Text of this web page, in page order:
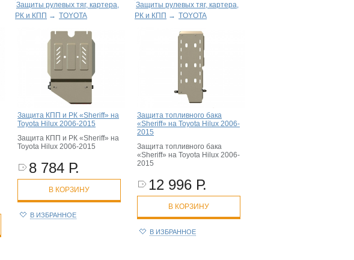
Защиты рулевых тяг, картера,
РК и КПП → TOYOTA
Защита КПП и РК «Sheriff» на
Toyota Hilux 2006-2015
Защита КПП и РК «Sheriff» на
Toyota Hilux 2006-2015
8 784 Р.
В КОРЗИНУ
В ИЗБРАННОЕ
Защиты рулевых тяг, картера,
РК и КПП → TOYOTA
Защита топливного бака
«Sheriff» на Toyota Hilux 2006-
2015
Защита топливного бака
«Sheriff» на Toyota Hilux 2006-
2015
12 996 Р.
В КОРЗИНУ
В ИЗБРАННОЕ